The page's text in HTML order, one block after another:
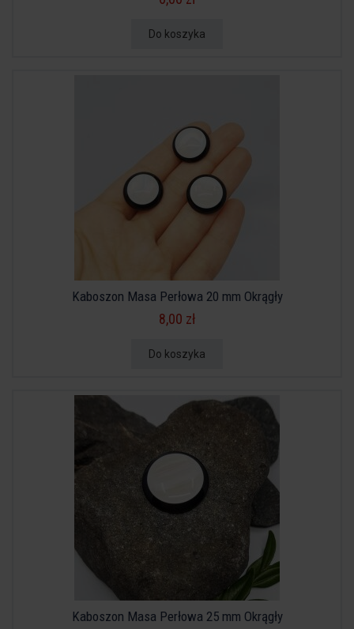
Do koszyka
Kaboszon Masa Perłowa 20 mm Okrągły
8,00 zł
Do koszyka
Kaboszon Masa Perłowa 25 mm Okrągły